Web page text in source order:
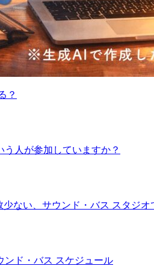
？
人が参加していますか？
少ない、サウンド・バス スタジオ
ンド・バス スケジュール